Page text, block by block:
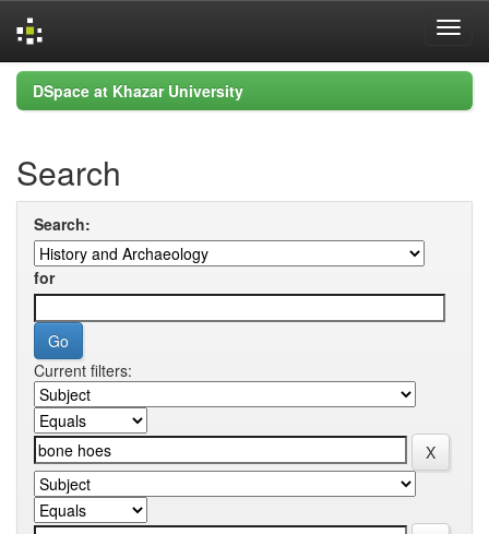
Skip
navigation
DSpace at Khazar University
Search
Search:
for
Current filters: